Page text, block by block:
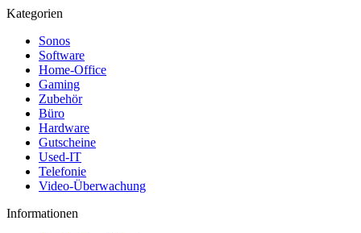
Kategorien
Sonos
Software
Home-Office
Gaming
Zubehör
Büro
Hardware
Gutscheine
Used-IT
Telefonie
Video-Überwachung
Informationen